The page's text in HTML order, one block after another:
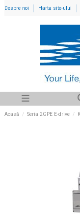
Despre noi Harta site-ului
Acasă Seria 2GPE E-drive